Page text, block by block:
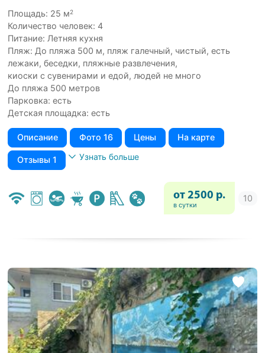
Площадь: 25 м2
Количество человек: 4
Питание: Летняя кухня
Пляж: До пляжа 500 м, пляж галечный, чистый, есть
лежаки, беседки, пляжные развлечения,
киоски с сувенирами и едой, людей не много
До пляжа 500 метров
Парковка: есть
Детская площадка: есть
Описание Фото 16 Цены На карте
Отзывы 1 Узнать больше
от 2500 р.
в сутки